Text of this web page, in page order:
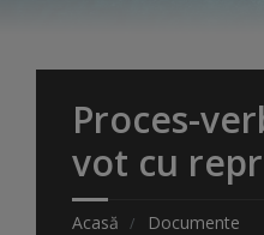
Proces-
vot cu
Acasă Documente